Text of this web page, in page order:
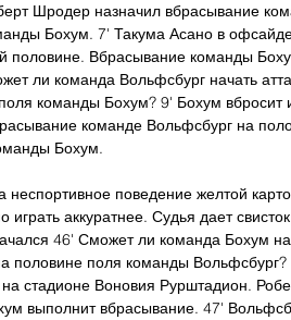
Шродер назначил вбрасывание
Бохум. 7' Такума Асано в
половине. Вбрасывание команды
ли команда Вольфсбург начать
команды Бохум? 9' Бохум вбросит
команде Вольфсбург на
Бохум.
поведение желтой
аккуратнее. Судья дает
46' Сможет ли команда Бохум
половине поля команды Вольфсбург?
стадионе Воновия Рурштадион.
выполнит вбрасывание. 47'